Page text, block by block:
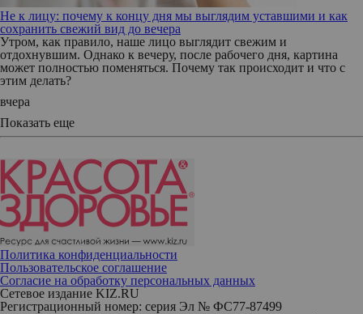
Не к лицу: почему к концу дня мы выглядим уставшими и как
сохранить свежий вид до вечера
Утром, как правило, наше лицо выглядит свежим и
отдохнувшим. Однако к вечеру, после рабочего дня, картина
может полностью поменяться. Почему так происходит и что с
этим делать?
вчера
Показать еще
Политика конфиденциальности
Пользовательское соглашение
Согласие на обработку персональных данных
Сетевое издание KIZ.RU
Регистрационный номер: серия Эл № ФС77-87499